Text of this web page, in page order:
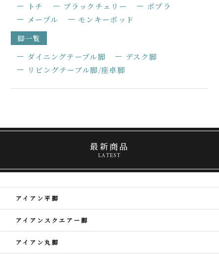
トチ
ブラックチェリー
ポプラ
メープル
モンキーポッド
脚一覧
ダイニングテーブル脚
デスク脚
リビングテーブル脚/座卓脚
最新商品
LATEST
アイアン平脚
アイアンスクエアー脚
アイアン丸脚